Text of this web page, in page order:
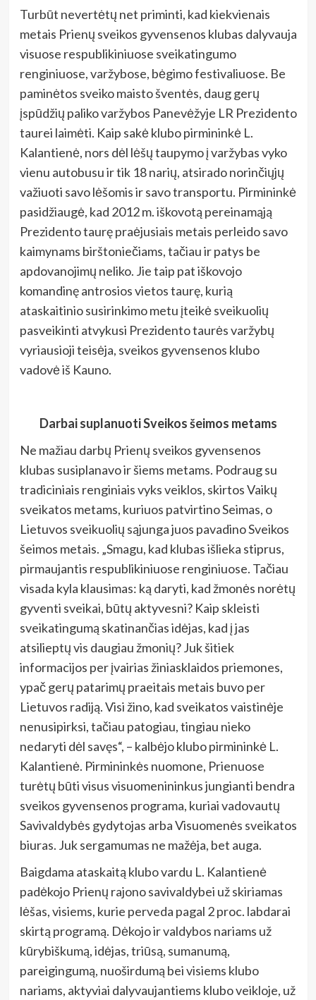
Turbūt nevertėtų net priminti, kad kiekvienais
metais Prienų sveikos gyvensenos klubas dalyvauja
visuose respublikiniuose sveikatingumo
renginiuose, varžybose, bėgimo festivaliuose. Be
paminėtos sveiko maisto šventės, daug gerų
įspūdžių paliko varžybos Panevėžyje LR Prezidento
taurei laimėti. Kaip sakė klubo pirmininkė L.
Kalantienė, nors dėl lėšų taupymo į varžybas vyko
vienu autobusu ir tik 18 narių, atsirado norinčiųjų
važiuoti savo lėšomis ir savo transportu. Pirmininkė
pasidžiaugė, kad 2012 m. iškovotą pereinamąją
Prezidento taurę praėjusiais metais perleido savo
kaimynams birštoniečiams, tačiau ir patys be
apdovanojimų neliko. Jie taip pat iškovojo
komandinę antrosios vietos taurę, kurią
ataskaitinio susirinkimo metu įteikė sveikuolių
pasveikinti atvykusi Prezidento taurės varžybų
vyriausioji teisėja, sveikos gyvensenos klubo
vadovė iš Kauno.
Darbai suplanuoti Sveikos šeimos metams
Ne mažiau darbų Prienų sveikos gyvensenos
klubas susiplanavo ir šiems metams. Podraug su
tradiciniais renginiais vyks veiklos, skirtos Vaikų
sveikatos metams, kuriuos patvirtino Seimas, o
Lietuvos sveikuolių sąjunga juos pavadino Sveikos
šeimos metais. „Smagu, kad klubas išlieka stiprus,
pirmaujantis respublikiniuose renginiuose. Tačiau
visada kyla klausimas: ką daryti, kad žmonės norėtų
gyventi sveikai, būtų aktyvesni? Kaip skleisti
sveikatingumą skatinančias idėjas, kad į jas
atsilieptų vis daugiau žmonių? Juk šitiek
informacijos per įvairias žiniasklaidos priemones,
ypač gerų patarimų praeitais metais buvo per
Lietuvos radiją. Visi žino, kad sveikatos vaistinėje
nenusipirksi, tačiau patogiau, tingiau nieko
nedaryti dėl savęs“, – kalbėjo klubo pirmininkė L.
Kalantienė. Pirmininkės nuomone, Prienuose
turėtų būti visus visuomenininkus jungianti bendra
sveikos gyvensenos programa, kuriai vadovautų
Savivaldybės gydytojas arba Visuomenės sveikatos
biuras. Juk sergamumas ne mažėja, bet auga.
Baigdama ataskaitą klubo vardu L. Kalantienė
padėkojo Prienų rajono savivaldybei už skiriamas
lėšas, visiems, kurie perveda pagal 2 proc. labdarai
skirtą programą. Dėkojo ir valdybos nariams už
kūrybiškumą, idėjas, triūsą, sumanumą,
pareigingumą, nuoširdumą bei visiems klubo
nariams, aktyviai dalyvaujantiems klubo veikloje, už